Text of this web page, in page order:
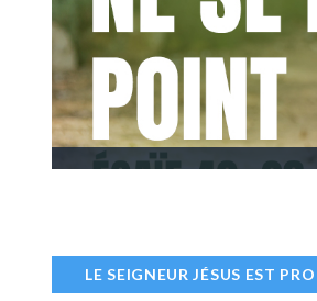
LE SEIGNEUR JÉSUS EST